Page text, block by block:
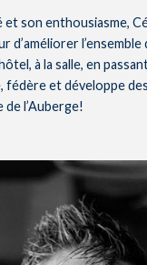
et son enthousiasme,
d’améliorer
à la salle, en
fédère et développe
de l’Auberge!